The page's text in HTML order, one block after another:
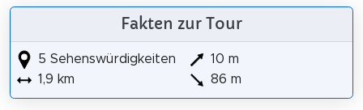
Fakten zur Tour
5 Sehenswürdigkeiten
1,9 km
10 m
86 m